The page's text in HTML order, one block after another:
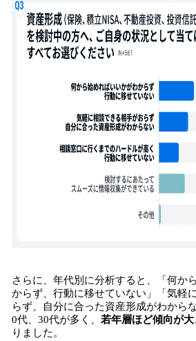
さらに、年代別に分析すると、「何か
からず、行動に移せていない」「気軽
らず、自分に合った資産形成がわから
0代、30代が多く、 若年層ほど傾向が大
りました。